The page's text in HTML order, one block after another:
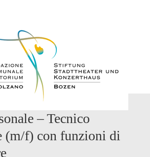
– Tecnico
(m/f) con funzioni di